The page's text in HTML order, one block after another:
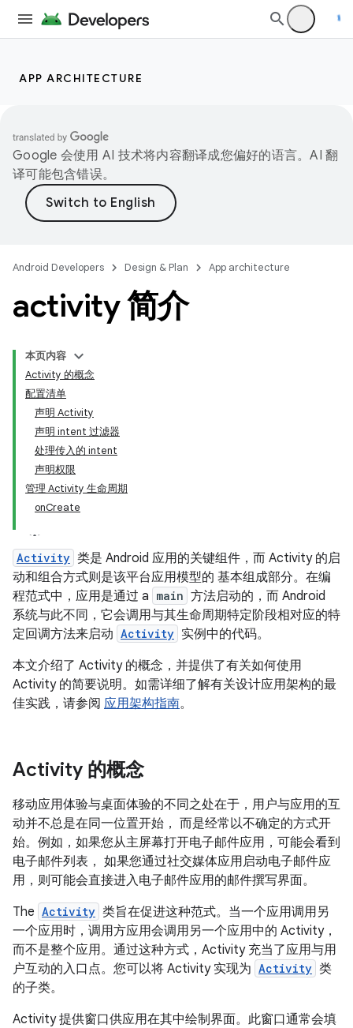
APP ARCHITECTURE
Google 会使用 AI 技术将内容翻译成您偏好的语言。AI 翻
译可能包含错误。
Android Developers Design & Plan App architecture
activity 简介
本页内容
Activity 的概念
配置清单
声明 Activity
声明 intent 过滤器
处理传入的 intent
声明权限
管理 Activity 生命周期
onCreate
Activity 类是 Android 应用的关键组件，而 Activity 的启
动和组合方式则是该平台应用模型的 基本组成部分。在编
程范式中，应用是通过 a main 方法启动的，而 Android
系统与此不同，它会调用与其生命周期特定阶段相对应的特
定回调方法来启动 Activity 实例中的代码。
本文介绍了 Activity 的概念，并提供了有关如何使用
Activity 的简要说明。如需详细了解有关设计应用架构的最
佳实践，请参阅 应用架构指南。
Activity 的概念
移动应用体验与桌面体验的不同之处在于，用户与应用的互
动并不总是在同一位置开始， 而是经常以不确定的方式开
始。例如，如果您从主屏幕打开电子邮件应用，可能会看到
电子邮件列表， 如果您通过社交媒体应用启动电子邮件应
用，则可能会直接进入电子邮件应用的邮件撰写界面。
The Activity 类旨在促进这种范式。当一个应用调用另
一个应用时，调用方应用会调用另一个应用中的 Activity，
而不是整个应用。通过这种方式，Activity 充当了应用与用
户互动的入口点。您可以将 Activity 实现为 Activity 类
的子类。
Activity 提供窗口供应用在其中绘制界面。此窗口通常会填